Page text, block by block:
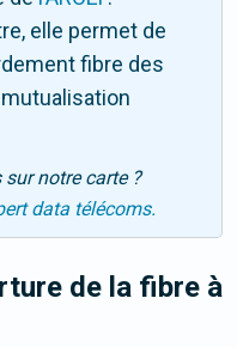
elle permet de
fibre des
notre carte ?
data télécoms.
de la fibre à